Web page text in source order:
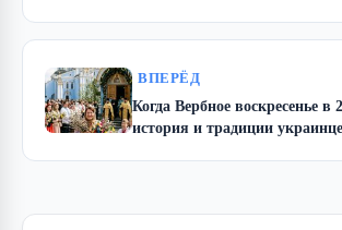
ВПЕРЁД
Когда Вербное воскресенье в
история и традиции